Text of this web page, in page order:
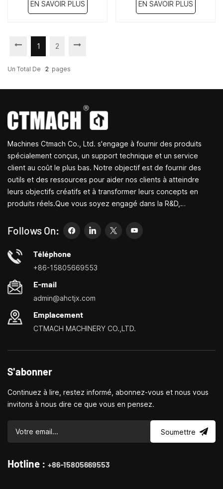
EN SAVOIR PLUS EN SAVOIR PLUS
1 2
Un Total De 2 Pages
Machines Ctmach Co., Ltd. s'engage à fournir des produits
spécialement conçus, un support technique et un service
client au coût le plus bas. Notre objectif est de fournir des
outils et des ressources pour aider nos clients à atteindre
leurs objectifs créatifs et à transformer leurs concepts en
produits réels.Que vous soyez engagé dans la R&D,
entrepreneur créatif, les petites machines-outils de Bite
peuvent vous permettre de répondre à vos besoins plus
facilement, plus rapidement et de manière plus
économique.Spécialisé dans les centres de personnalisation
les perceuses et fraiseuses domestiques, les petits
tournages, perçages et fraisages multifonctionnels
Follows On:
Téléphone
+86-15805669553
E-mail
admin@ahctjx.com
Emplacement
CTMACH MACHINERY CO.,LTD.
S'abonner
Continuez à lire, restez informé, abonnez-vous et nous vous
invitons à nous dire ce que vous en pensez.
Soumettre
Hotline : +86-15805669553